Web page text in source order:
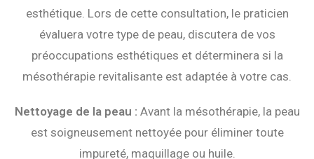
esthétique. Lors de cette consultation, le praticien
évaluera votre type de peau, discutera de vos
préoccupations esthétiques et déterminera si la
mésothérapie revitalisante est adaptée à votre cas.
Nettoyage de la peau : Avant la mésothérapie, la peau
est soigneusement nettoyée pour éliminer toute
impureté, maquillage ou huile.